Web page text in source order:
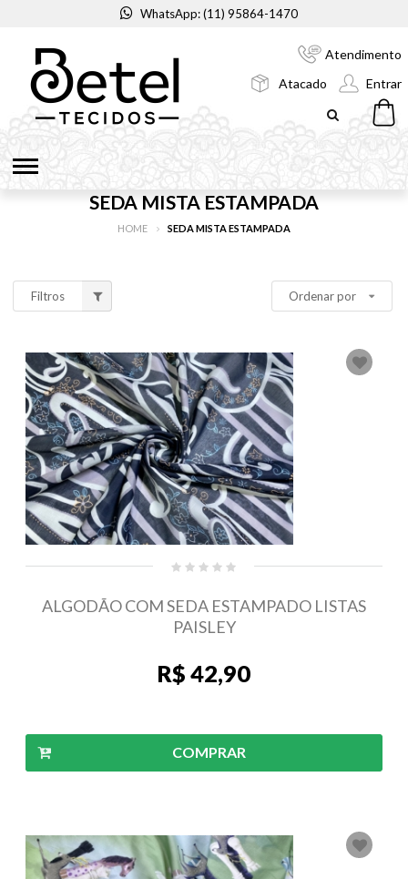
WhatsApp: (11) 95864-1470
Atendimento
Atacado
Entrar
SEDA MISTA ESTAMPADA
HOME SEDA MISTA ESTAMPADA
Filtros Ordenar por
ALGODÃO COM SEDA ESTAMPADO LISTAS
PAISLEY
R$ 42,90
COMPRAR